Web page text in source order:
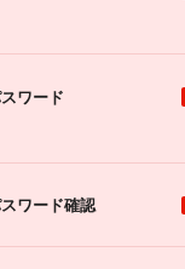
ワード
ワード確認